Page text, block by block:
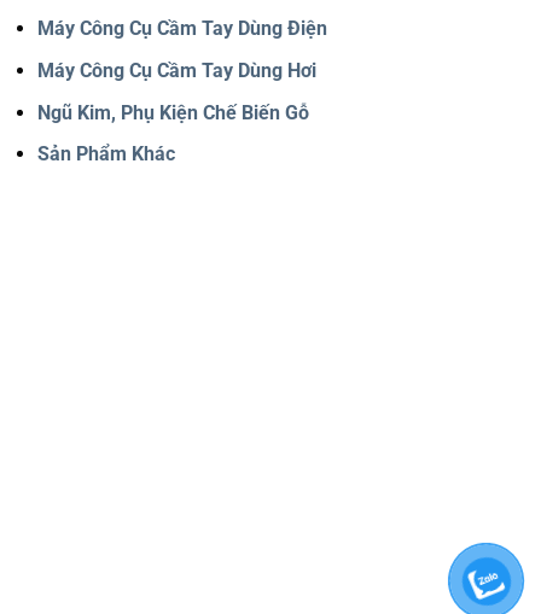
Máy Công Cụ Cầm Tay Dùng Điện
Máy Công Cụ Cầm Tay Dùng Hơi
Ngũ Kim, Phụ Kiện Chế Biến Gỗ
Sản Phẩm Khác